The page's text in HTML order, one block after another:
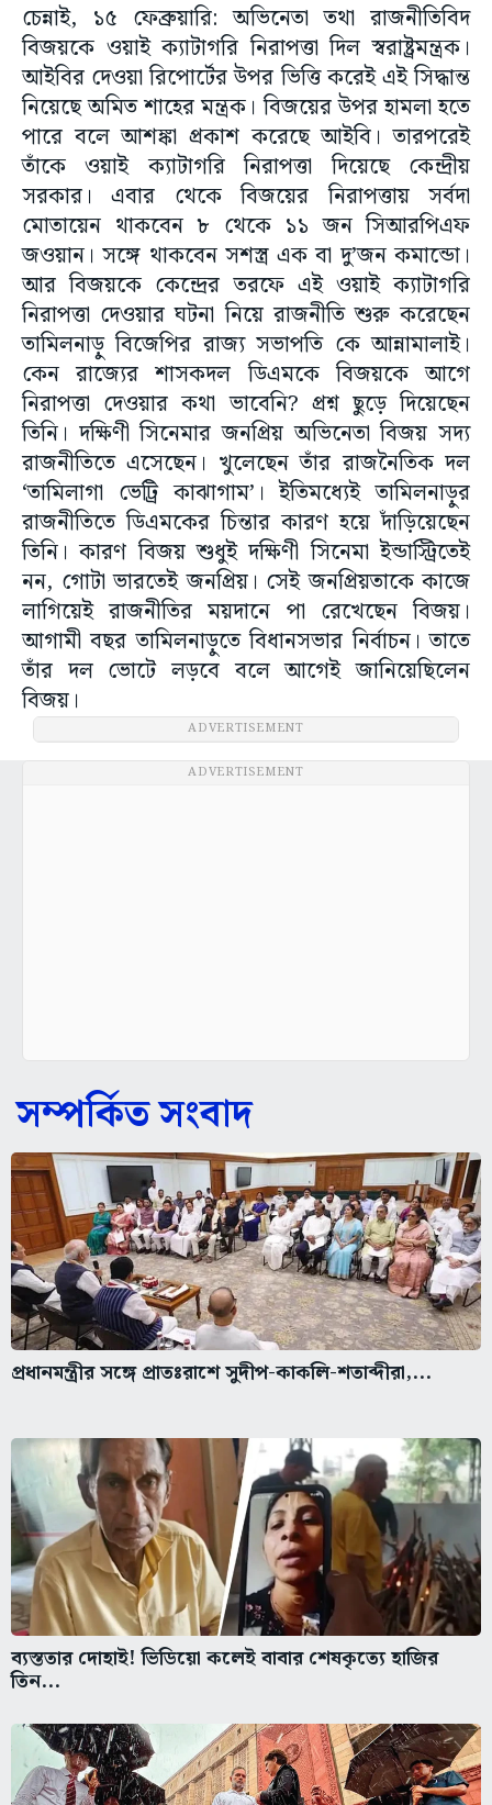
চেন্নাই, ১৫ ফেব্রুয়ারি: অভিনেতা তথা রাজনীতিবিদ
বিজয়কে ওয়াই ক্যাটাগরি নিরাপত্তা দিল স্বরাষ্ট্রমন্ত্রক।
আইবির দেওয়া রিপোর্টের উপর ভিত্তি করেই এই সিদ্ধান্ত
নিয়েছে অমিত শাহের মন্ত্রক। বিজয়ের উপর হামলা হতে
পারে বলে আশঙ্কা প্রকাশ করেছে আইবি। তারপরেই
তাঁকে ওয়াই ক্যাটাগরি নিরাপত্তা দিয়েছে কেন্দ্রীয়
সরকার। এবার থেকে বিজয়ের নিরাপত্তায় সর্বদা
মোতায়েন থাকবেন ৮ থেকে ১১ জন সিআরপিএফ
জওয়ান। সঙ্গে থাকবেন সশস্ত্র এক বা দু’জন কমান্ডো।
আর বিজয়কে কেন্দ্রের তরফে এই ওয়াই ক্যাটাগরি
নিরাপত্তা দেওয়ার ঘটনা নিয়ে রাজনীতি শুরু করেছেন
তামিলনাড়ু বিজেপির রাজ্য সভাপতি কে আন্নামালাই।
কেন রাজ্যের শাসকদল ডিএমকে বিজয়কে আগে
নিরাপত্তা দেওয়ার কথা ভাবেনি? প্রশ্ন ছুড়ে দিয়েছেন
তিনি। দক্ষিণী সিনেমার জনপ্রিয় অভিনেতা বিজয় সদ্য
রাজনীতিতে এসেছেন। খুলেছেন তাঁর রাজনৈতিক দল
‘তামিলাগা ভেট্রি কাঝাগাম’। ইতিমধ্যেই তামিলনাড়ুর
রাজনীতিতে ডিএমকের চিন্তার কারণ হয়ে দাঁড়িয়েছেন
তিনি। কারণ বিজয় শুধুই দক্ষিণী সিনেমা ইন্ডাস্ট্রিতেই
নন, গোটা ভারতেই জনপ্রিয়। সেই জনপ্রিয়তাকে কাজে
লাগিয়েই রাজনীতির ময়দানে পা রেখেছেন বিজয়।
আগামী বছর তামিলনাড়ুতে বিধানসভার নির্বাচন। তাতে
তাঁর দল ভোটে লড়বে বলে আগেই জানিয়েছিলেন
বিজয়।
ADVERTISEMENT
ADVERTISEMENT
সম্পর্কিত সংবাদ
প্রধানমন্ত্রীর সঙ্গে প্রাতঃরাশে সুদীপ-কাকলি-শতাব্দীরা,...
ব্যস্ততার দোহাই! ভিডিয়ো কলেই বাবার শেষকৃত্যে হাজির
তিন...